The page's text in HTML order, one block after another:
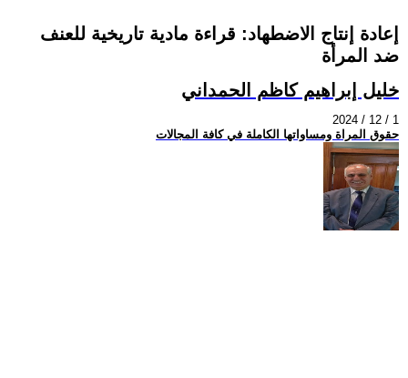
إعادة إنتاج الاضطهاد: قراءة مادية تاريخية للعنف
ضد المرأة
خليل إبراهيم كاظم الحمداني
2024 / 12 / 1
حقوق المراة ومساواتها الكاملة في كافة المجالات